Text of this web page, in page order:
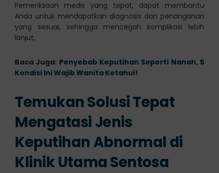
Pemeriksaan medis yang tepat, dapat membantu
Anda untuk mendapatkan diagnosis dan penanganan
yang sesuai, sehingga mencegah komplikasi lebih
lanjut,
Baca Juga: Penyebab Keputihan Seperti Nanah, 5
Kondisi Ini Wajib Wanita Ketahui!
Temukan Solusi Tepat
Mengatasi Jenis
Keputihan Abnormal di
Klinik Utama Sentosa